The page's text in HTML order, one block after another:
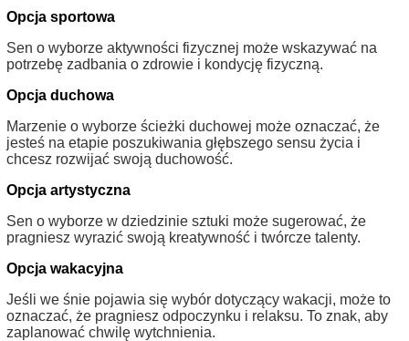
Opcja sportowa
Sen o wyborze aktywności fizycznej może wskazywać na
potrzebę zadbania o zdrowie i kondycję fizyczną.
Opcja duchowa
Marzenie o wyborze ścieżki duchowej może oznaczać, że
jesteś na etapie poszukiwania głębszego sensu życia i
chcesz rozwijać swoją duchowość.
Opcja artystyczna
Sen o wyborze w dziedzinie sztuki może sugerować, że
pragniesz wyrazić swoją kreatywność i twórcze talenty.
Opcja wakacyjna
Jeśli we śnie pojawia się wybór dotyczący wakacji, może to
oznaczać, że pragniesz odpoczynku i relaksu. To znak, aby
zaplanować chwilę wytchnienia.